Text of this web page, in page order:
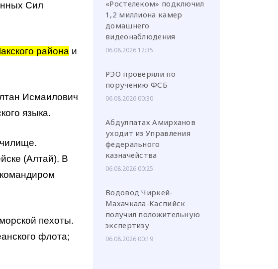
Сил
района и
Исмаилович
языка.
(Алтай). В
пехоты.
флота;
«Ростелеком» подключил
1,2 миллиона камер
домашнего
видеонаблюдения
06.08.2026 12:35
РЭО проверяли по
поручению ФСБ
06.08.2026 00:30
Абдулпатах Амирханов
уходит из Управления
федерального
казначейства
06.08.2026 00:25
Водовод Чиркей-
Махачкала-Каспийск
получил положительную
экспертизу
06.08.2026 00:19